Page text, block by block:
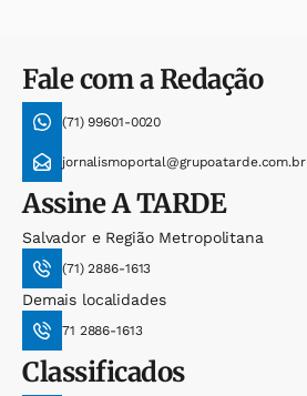
Fale com a Redação
(71) 99601-0020
jornalismoportal@grupoatarde.com.br
AssineA TARDE
Salvador e Região Metropolitana
(71) 2886-1613
Demais localidades
71 2886-1613
Classificados